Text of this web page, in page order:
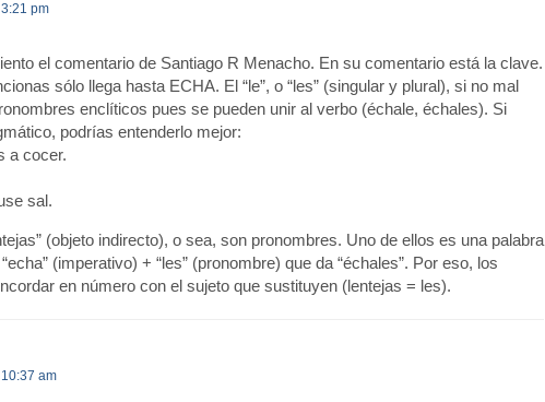
pm
el comentario de Santiago R Menacho. En su comentario está la clave.
sólo llega hasta ECHA. El “le”, o “les” (singular y plural), si no mal
enclíticos pues se pueden unir al verbo (échale, échales). Si
podrías entenderlo mejor:
a cocer.
sal.
(objeto indirecto), o sea, son pronombres. Uno de ellos es una palabra
(imperativo) + “les” (pronombre) que da “échales”. Por eso, los
en número con el sujeto que sustituyen (lentejas = les).
am